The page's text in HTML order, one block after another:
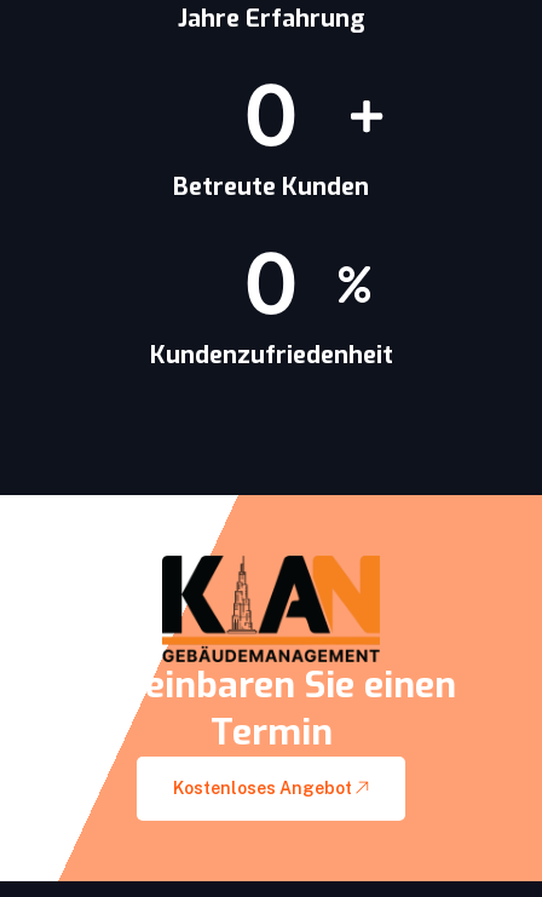
Jahre Erfahrung
Betreute Kunden
0
Kundenzufriedenheit
0
Vereinbaren Sie einen
Termin
Kostenloses Angebot